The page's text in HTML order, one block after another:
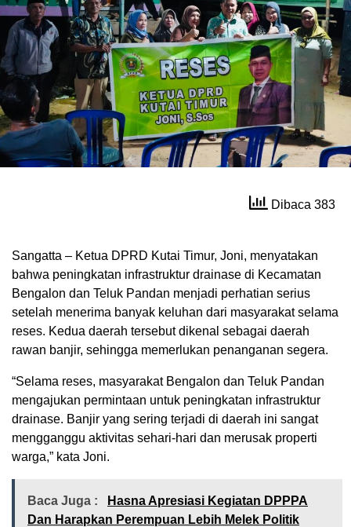
Dibaca 383
Sangatta – Ketua DPRD Kutai Timur, Joni, menyatakan
bahwa peningkatan infrastruktur drainase di Kecamatan
Bengalon dan Teluk Pandan menjadi perhatian serius
setelah menerima banyak keluhan dari masyarakat selama
reses. Kedua daerah tersebut dikenal sebagai daerah
rawan banjir, sehingga memerlukan penanganan segera.
“Selama reses, masyarakat Bengalon dan Teluk Pandan
mengajukan permintaan untuk peningkatan infrastruktur
drainase. Banjir yang sering terjadi di daerah ini sangat
mengganggu aktivitas sehari-hari dan merusak properti
warga,” kata Joni.
Baca Juga :
Hasna Apresiasi Kegiatan DPPPA
Dan Harapkan Perempuan Lebih Melek Politik